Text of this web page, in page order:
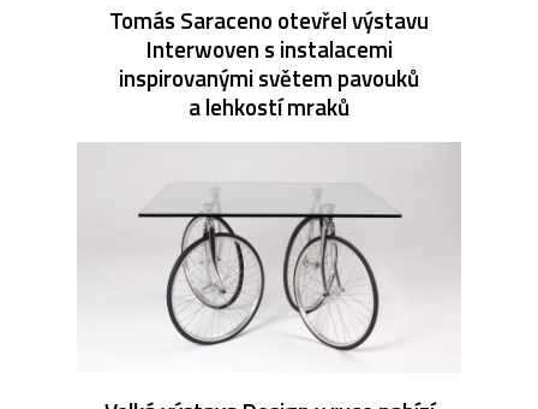
Tomás Saraceno otevřel výstavu
Interwoven s instalacemi
inspirovanými světem pavouků
a lehkostí mraků